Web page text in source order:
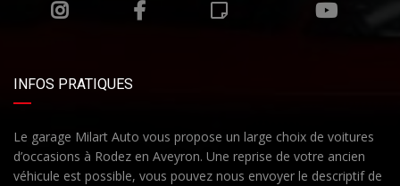
INFOS PRATIQUES
Le garage Milart Auto vous propose un large choix de voitures
d’occasions à Rodez en Aveyron. Une reprise de votre ancien
véhicule est possible, vous pouvez nous envoyer le descriptif de